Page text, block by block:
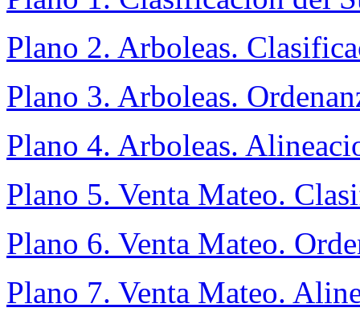
Plano 2. Arboleas.
Plano 3. Arboleas.
Plano 4. Arboleas.
Plano 5. Venta Mateo.
Plano 6. Venta Mateo.
Plano 7. Venta Mateo.